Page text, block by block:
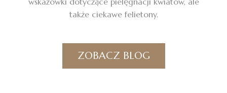
także ciekawe felietony.
ZOBACZ BLOG